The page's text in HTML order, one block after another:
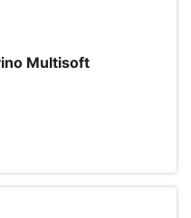
Multisoft